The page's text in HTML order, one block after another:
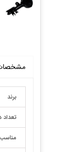
برند
تعداد